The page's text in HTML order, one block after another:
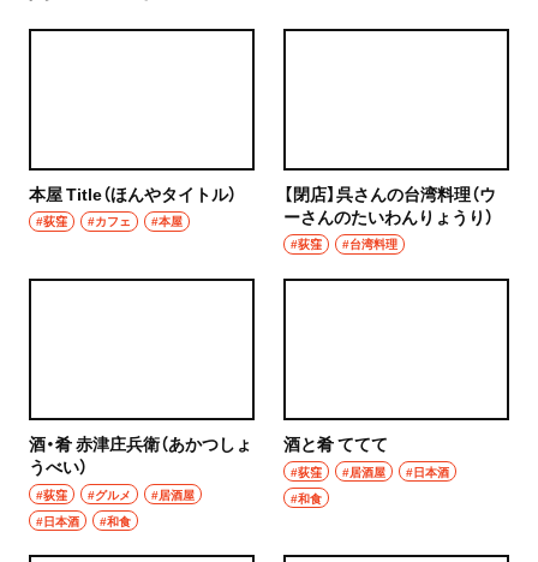
本屋 Title（ほんやタイトル）
#荻窪 #カフェ #本屋
【閉店】呉さんの台湾料理（ウ
ーさんのたいわんりょうり）
#荻窪 #台湾料理
酒・肴 赤津庄兵衛（あかつしょ
うべい）
#荻窪 #グルメ
#居酒屋
#日本酒
#和食
酒と肴 ててて
#荻窪 #居酒屋
#日本酒
#和食